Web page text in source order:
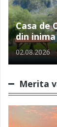
Casa de
din
02.08.2026
Merita